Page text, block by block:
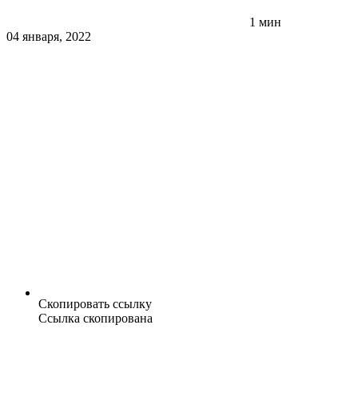
1 мин
04 января, 2022
Скопировать ссылку
Ссылка скопирована